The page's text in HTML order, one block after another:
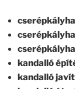
kandalló
kandalló